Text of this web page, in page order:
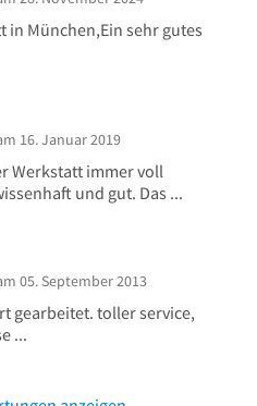
in München,Ein sehr gutes
16. Januar 2019
Werkstatt immer voll
und gut. Das ...
05. September 2013
gearbeitet. toller service,
...